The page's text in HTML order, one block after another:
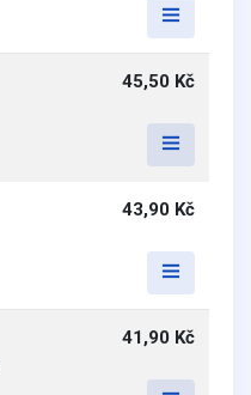
45,50 Kč
43,90 Kč
41,90 Kč